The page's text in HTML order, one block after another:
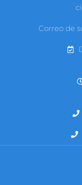
Correo de